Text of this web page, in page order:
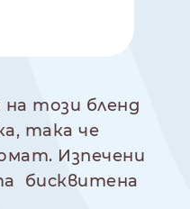
на този бленд
така че
Изпечени
бисквитена